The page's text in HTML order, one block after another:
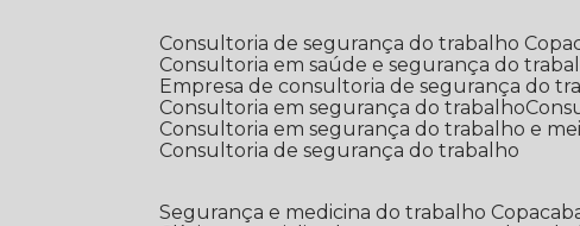
Consultoria de segurança do trabalho
Consultoria em saúde e segurança do
Empresa de consultoria de segurança do
Consultoria em segurança do trabalho
Consultoria em segurança do trabalho e
Consultoria de segurança do trabalho
Segurança e medicina do trabalho